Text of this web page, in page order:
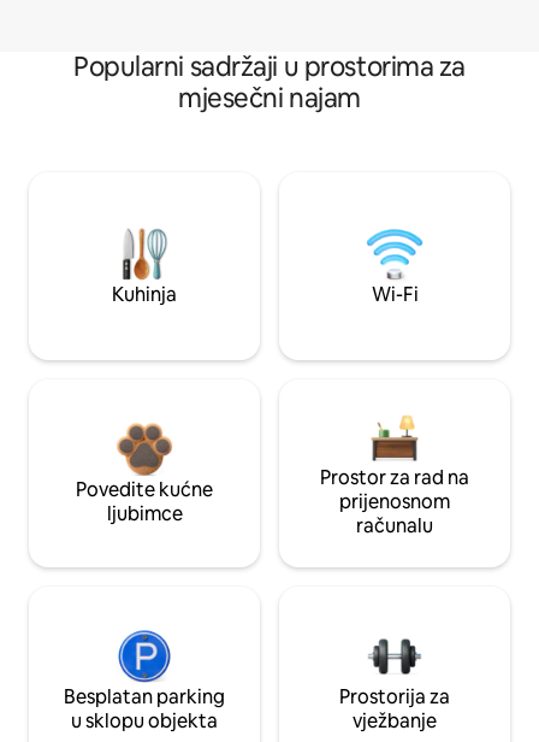
Popularni sadržaji u prostorima za
mjesečni najam
Kuhinja Wi-Fi
Povedite kućne
ljubimce
Prostor za rad na
prijenosnom
računalu
Besplatan parking
u sklopu objekta
Prostorija za
vježbanje